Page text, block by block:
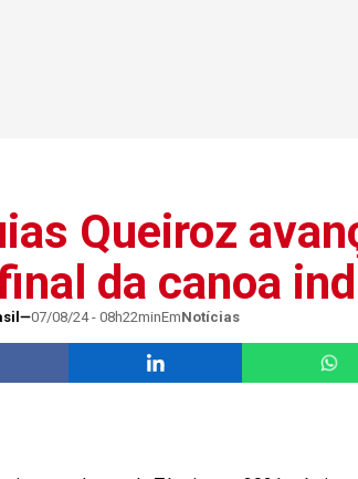
Queiroz
da canoa
07/08/24 - 08h22minEmNotícias